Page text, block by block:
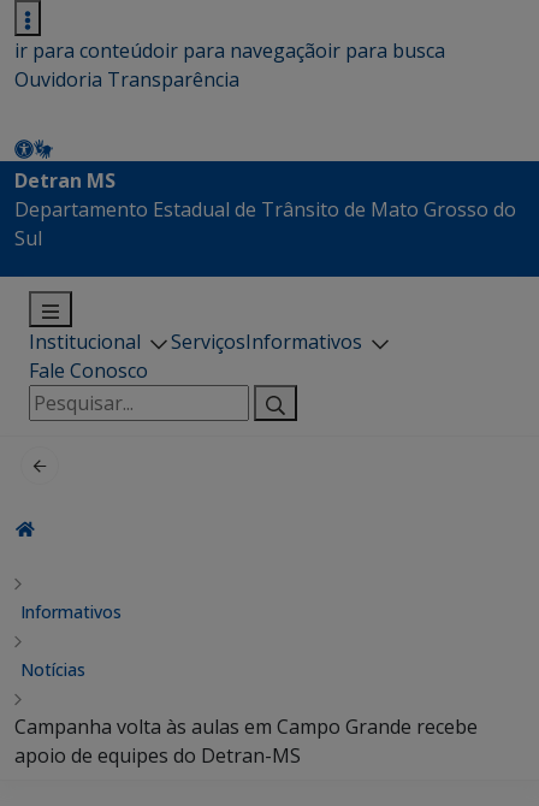
ir para conteúdoir para navegaçãoir para busca
Ouvidoria Transparência
Detran MS
Departamento Estadual de Trânsito de Mato Grosso do
Sul
Institucional ServiçosInformativos
Fale Conosco
Pesquisar
por:
Informativos
Notícias
Campanha volta às aulas em Campo Grande recebe
apoio de equipes do Detran-MS